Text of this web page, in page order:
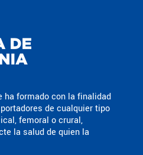
ha formado con la finalidad
de cualquier tipo
femoral o crural,
la salud de quien la